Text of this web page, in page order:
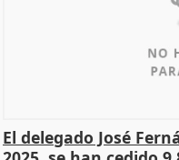
El delegado José